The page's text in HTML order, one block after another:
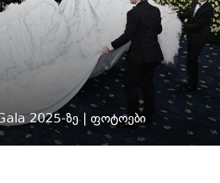
2025-ზე | ფოტოები